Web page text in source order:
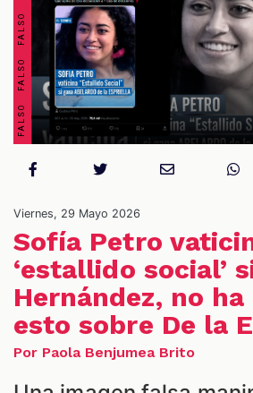
Viernes, 29 Mayo 2026
Sofía Petro
‘estallido social’
Hernández, no
esto sobre De la
Por Paola Benjumea Brito